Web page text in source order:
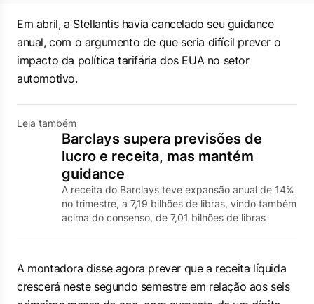
Em abril, a Stellantis havia cancelado seu guidance
anual, com o argumento de que seria difícil prever o
impacto da política tarifária dos EUA no setor
automotivo.
Leia também
Barclays supera previsões de
lucro e receita, mas mantém
guidance
A receita do Barclays teve expansão anual de 14%
no trimestre, a 7,19 bilhões de libras, vindo também
acima do consenso, de 7,01 bilhões de libras
A montadora disse agora prever que a receita líquida
crescerá neste segundo semestre em relação aos seis